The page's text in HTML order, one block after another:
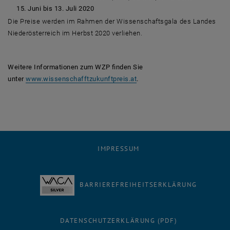
15. Juni bis 13. Juli 2020
Die Preise werden im Rahmen der Wissenschaftsgala des Landes
Niederösterreich im Herbst 2020 verliehen.
Weitere Informationen zum WZP finden Sie
unterwww.wissenschafftzukunftpreis.at, öffnet eine externe URL in
.
IMPRESSUM
BARRIEREFREIHEITSERKLÄRUNG
DATENSCHUTZERKLÄRUNG (PDF)